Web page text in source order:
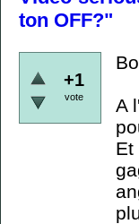
ton OFF?"
+1
vote
A
Et